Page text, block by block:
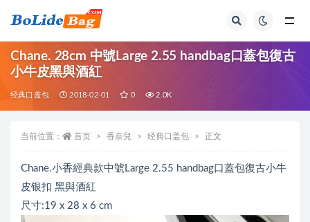
Chane. 28cm 中號Large 2.55 handbag口蓋包復古
小牛皮黑與酒紅
经典口盖包 2018-02-01 0 2.0K
当前位置： 首页 香奈兒 经典口盖包 正文
Chane.小香經典款中號Large 2.55 handbag口蓋包復古小牛
皮银扣 黑與酒紅
尺寸:19 x 28 x 6 cm